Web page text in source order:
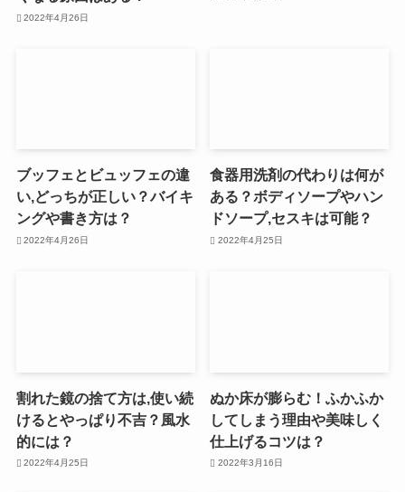
2022年4月26日
ブッフェとビュッフェの違
い,どっちが正しい？バイキ
ングや書き方は？
2022年4月26日
食器用洗剤の代わりは何が
ある？ボディソープやハン
ドソープ,セスキは可能？
2022年4月25日
割れた鏡の捨て方は,使い続
けるとやっぱり不吉？風水
的には？
2022年4月25日
ぬか床が膨らむ！ふかふか
してしまう理由や美味しく
仕上げるコツは？
2022年3月16日